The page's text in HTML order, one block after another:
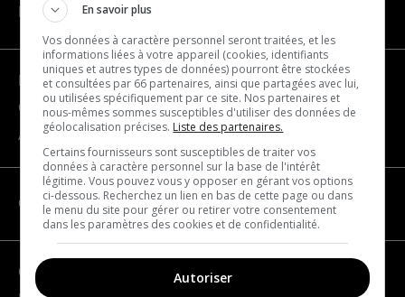
NAVIGATION
Become a partner
Contact us
About us
CATEGORIES
Geography
En savoir plus
Vos données à caractère personnel seront traitées, et les
informations liées à votre appareil (cookies, identifiants
uniques et autres types de données) pourront être stockées
et consultées par 66 partenaires, ainsi que partagées avec lui,
ou utilisées spécifiquement par ce site. Nos partenaires et
nous-mêmes sommes susceptibles d'utiliser des données de
géolocalisation précises. Liste des partenaires.
Certains fournisseurs sont susceptibles de traiter vos
données à caractère personnel sur la base de l'intérêt
légitime. Vous pouvez vous y opposer en gérant vos options
ci-dessous. Recherchez un lien en bas de cette page ou dans
le menu du site pour gérer ou retirer votre consentement
dans les paramètres des cookies et de confidentialité.
Autoriser